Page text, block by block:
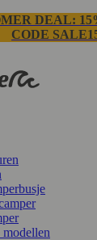
DEAL:
CODE